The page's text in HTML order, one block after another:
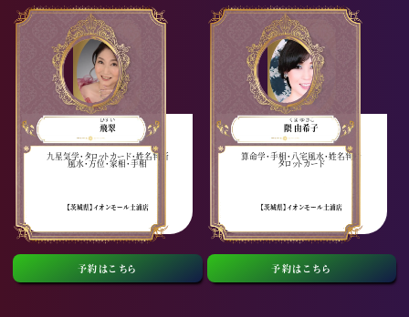
ひすい
飛翠
九星気学・タロットカード・姓名判断
風水・方位・家相・手相
【茨城県】イオンモール土浦店
予約はこちら
くま ゆきこ
隈 由希子
算命学・手相・八宅風水・姓名判断
タロットカード
【茨城県】イオンモール土浦店
予約はこちら